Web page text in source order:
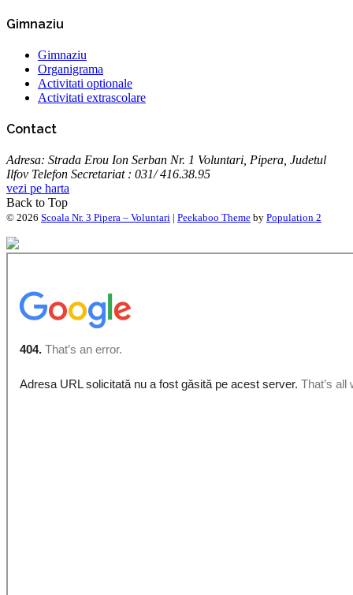
Gimnaziu
Gimnaziu
Organigrama
Activitati optionale
Activitati extrascolare
Contact
Adresa: Strada Erou Ion Serban Nr. 1 Voluntari, Pipera, Judetul
Ilfov Telefon Secretariat : 031/ 416.38.95
vezi pe harta
Back to Top
© 2026 Scoala Nr. 3 Pipera – Voluntari | Peekaboo Theme by Population 2